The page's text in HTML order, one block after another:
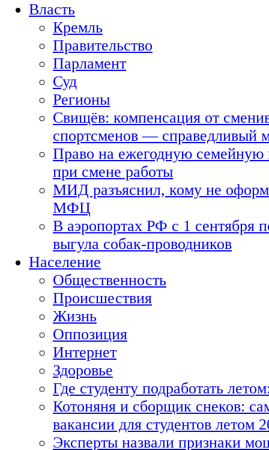
Власть
Кремль
Правительство
Парламент
Суд
Регионы
Свищёв: компенсация от
спортсменов — справедливый
Право на ежегодную семейную
при смене работы
МИД разъяснил, кому не
МФЦ
В аэропортах РФ с 1 сентября
выгула собак-проводников
Население
Общественность
Происшествия
Жизнь
Оппозиция
Интернет
Здоровье
Где студенту подработать
Котоняня и сборщик снеков:
вакансии для студентов летом
Эксперты назвали признаки